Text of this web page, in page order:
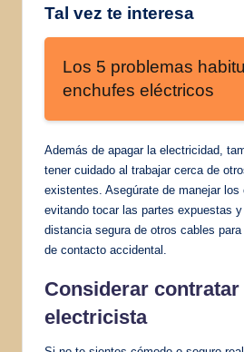
Tal vez te interesa
Los 5 problemas
enchufes eléctricos
Además de apagar la electricidad,
tener cuidado al trabajar cerca de
existentes. Asegúrate de manejar los
evitando tocar las partes expuestas
distancia segura de otros cables
de contacto accidental.
Considerar contratar
electricista